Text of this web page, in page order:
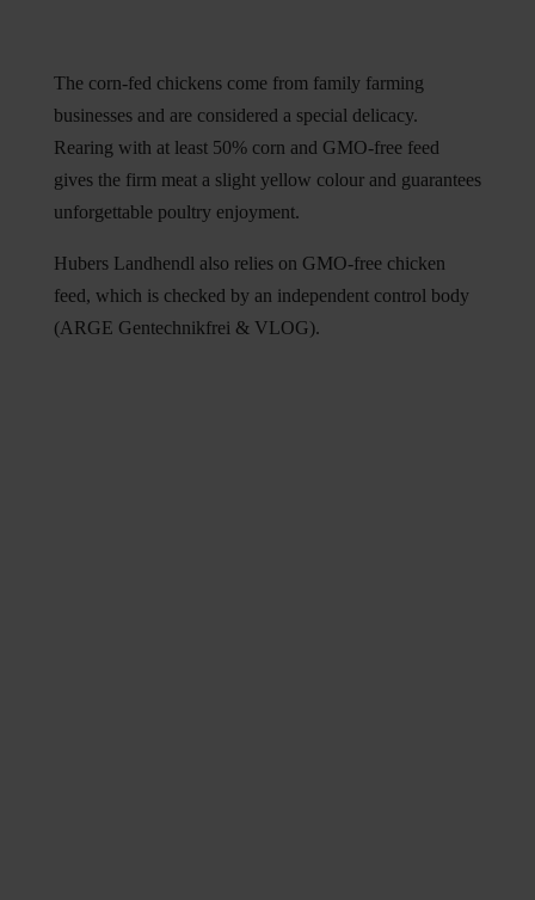
The corn-fed chickens come from family farming
businesses and are considered a special delicacy.
Rearing with at least 50% corn and GMO-free feed
gives the firm meat a slight yellow colour and guarantees
unforgettable poultry enjoyment.
Hubers Landhendl also relies on GMO-free chicken
feed, which is checked by an independent control body
(ARGE Gentechnikfrei & VLOG).